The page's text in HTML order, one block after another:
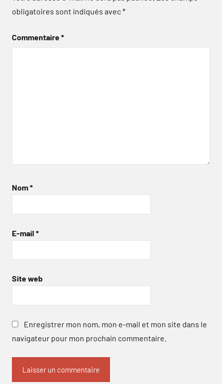
obligatoires sont indiqués avec*
Commentaire*
Nom*
E-mail *
Site web
Enregistrer mon nom, mon e-mail et mon site dans le
navigateur pour mon prochain commentaire.